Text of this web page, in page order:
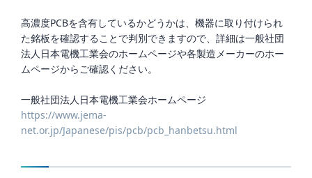
高濃度PCBを含有しているかどうかは、機器に取り付けられ
た銘板を確認することで判別できますので、詳細は一般社団
法人日本電機工業会のホームページや各製造メーカーのホー
ムページからご確認ください。
一般社団法人日本電機工業会ホームページ
https://www.jema-
net.or.jp/Japanese/pis/pcb/pcb_hanbetsu.html